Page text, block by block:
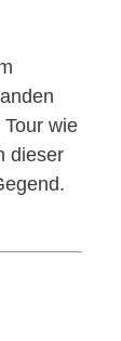
wie
dieser